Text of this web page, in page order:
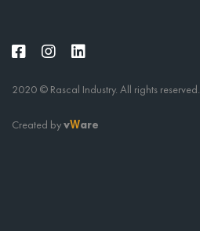
2020 © Rascal Industry. All rights reserved.
Created byvWare